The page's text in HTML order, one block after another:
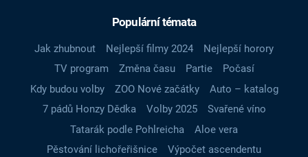
Populární témata
Jak zhubnout Nejlepší filmy 2024
Nejlepší horory
TV program
Změna času Partie
Počasí
Kdy budou volby
ZOO Nové začátky
Auto – katalog
7 pádů Honzy Dědka
Volby 2025
Svařené víno
Tatarák podle Pohlreicha
Aloe vera
Pěstování lichořeřišnice
Výpočet ascendentu